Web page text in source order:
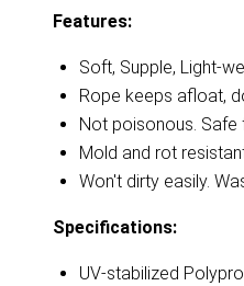
Features:
Soft, Supple, Light-
Rope keeps afloat,
Not poisonous. Safe
Mold and rot
Won't dirty easily.
Specifications:
UV-stabilized